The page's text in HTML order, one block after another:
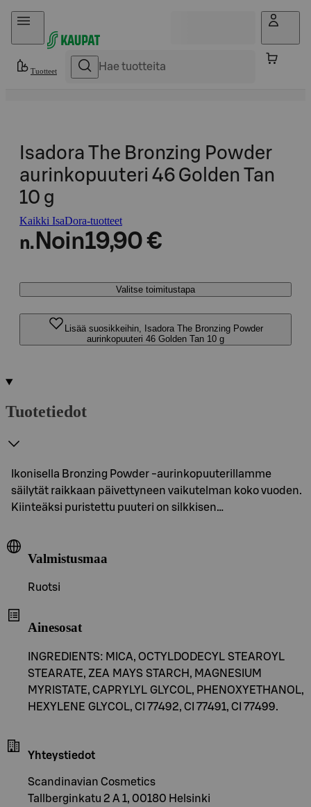
Hyppää sisältöön
Tuotteet
Isadora The Bronzing Powder
aurinkopuuteri 46 Golden Tan
10 g
Kaikki IsaDora-tuotteet
n. Noin19,90 €
Valitse toimitustapa
Lisää suosikkeihin, Isadora The Bronzing Powder
aurinkopuuteri 46 Golden Tan 10 g
Tuotetiedot
Ikonisella Bronzing Powder -aurinkopuuterillamme
säilytät raikkaan päivettyneen vaikutelman koko vuoden.
Kiinteäksi puristettu puuteri on silkkisen…
Valmistusmaa
Ruotsi
Ainesosat
INGREDIENTS: MICA, OCTYLDODECYL STEAROYL
STEARATE, ZEA MAYS STARCH, MAGNESIUM
MYRISTATE, CAPRYLYL GLYCOL, PHENOXYETHANOL,
HEXYLENE GLYCOL, CI 77492, CI 77491, CI 77499.
Yhteystiedot
Scandinavian Cosmetics
Tallberginkatu 2 A 1, 00180 Helsinki